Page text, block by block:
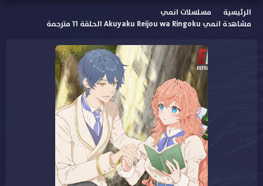
الرئيسية
مسلسلات انمي
مشاهدة انمي Akuyaku Reijou wa Ringoku الحلقة 11 مترجمة